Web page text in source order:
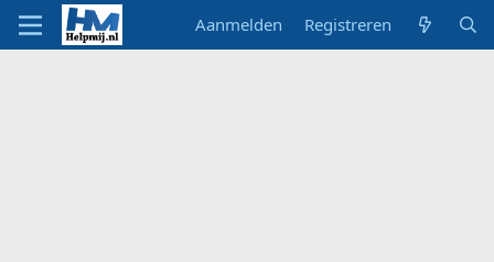
Aanmelden Registreren